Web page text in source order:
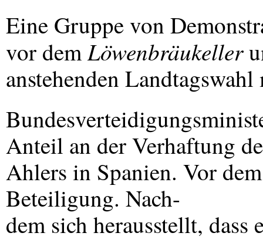
Eine Gruppe von
vor demLöwenbräukeller
anstehenden
Anteil an der Verhaftung
Ahlers in Spanien. Vor
Beteiligung. Nach-
dem sich herausstellt, dass